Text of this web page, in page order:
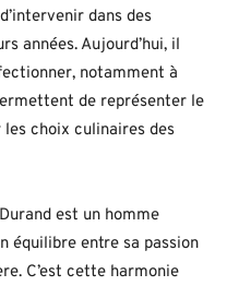
dans des
années. Aujourd’hui, il
notamment à
de représenter le
les choix culinaires des
est un homme
équilibre entre sa passion
C’est cette harmonie